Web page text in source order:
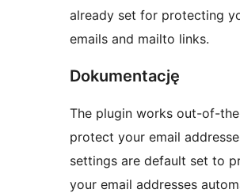
already set for protecting
emails and mailto links.
Dokumentację
The plugin works out-of-
protect your email
settings are default set to
your email addresses